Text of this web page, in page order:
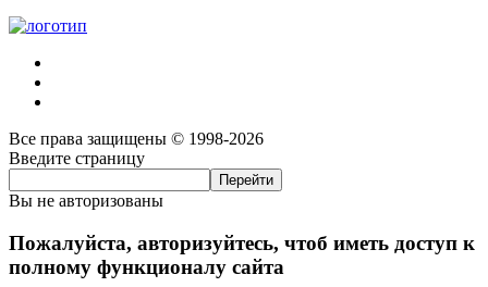
Все права защищены © 1998-2026
Введите страницу
Вы не авторизованы
Пожалуйста, авторизуйтесь, чтоб иметь доступ к
полному функционалу сайта